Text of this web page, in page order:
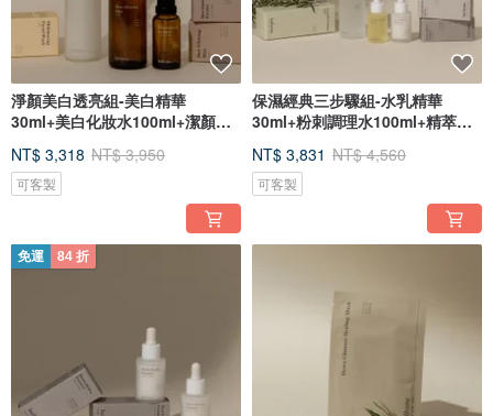
淨顏美白透亮組-美白精華
30ml+美白化妝水100ml+潔顏乳
NT$ 3,318 NT$ 3,950
可客製
保濕經典三步驟組-水乳精華
30ml+粉刺調理水100ml+精萃油
NT$ 3,831 NT$ 4,560
可客製
免運 84 折